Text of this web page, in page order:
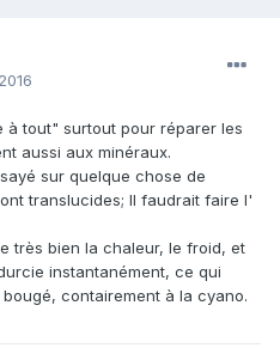
à tout" surtout pour réparer les
aussi aux minéraux.
sur quelque chose de
translucides; Il faudrait faire l'
très bien la chaleur, le froid, et
instantanément, ce qui
contairement à la cyano.